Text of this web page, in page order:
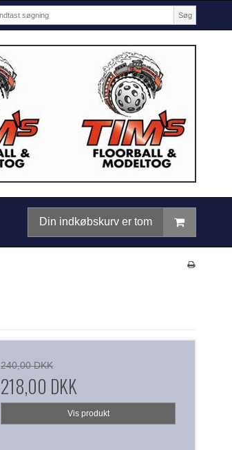
Søg
Din indkøbskurv er tom
240,00 DKK
218,00 DKK
Vis produkt